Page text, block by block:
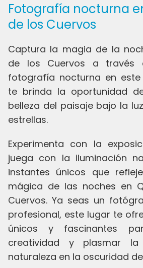
Fotografía nocturna
de los Cuervos
Captura la magia de la
de los Cuervos a través
fotografía nocturna en
te brinda la oportunidad
belleza del paisaje bajo la
estrellas.
Experimenta con la
juega con la iluminación
instantes únicos que
mágica de las noches en
Cuervos. Ya seas un
profesional, este lugar te
únicos y fascinantes
creatividad y plasmar
naturaleza en la oscuridad